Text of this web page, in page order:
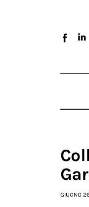
Atlante dei masters
GIUGNO